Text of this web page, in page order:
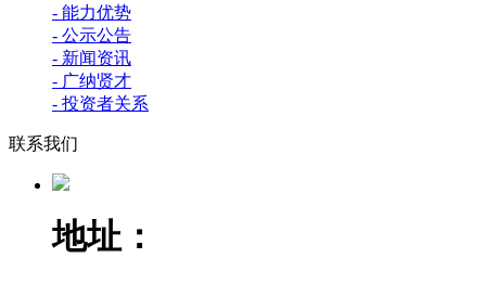
- 能力优势
- 公示公告
- 新闻资讯
- 广纳贤才
- 投资者关系
联系我们
地址：